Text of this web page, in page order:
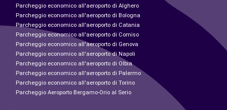
Parcheggio economico all'aeroporto di Alghero
Parcheggio economico all'aeroporto di Bologna
Parcheggio economico all'aeroporto di Catania
Parcheggio economico all'aeroporto di Comiso
Parcheggio economico all'aeroporto di Genova
Parcheggio economico all'aeroporto di Napoli
Parcheggio economico all'aeroporto di Olbia
Parcheggio economico all'aeroporto di Palermo
Parcheggio economico all'aeroporto di Torino
Parcheggio Aeroporto Bergamo-Orio al Serio